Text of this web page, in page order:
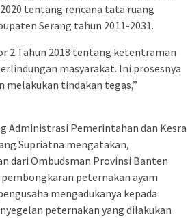
tentang rencana tata ruang
Serang tahun 2011-2031.
2 Tahun 2018 tentang ketentraman
masyarakat. Ini prosesnya
melakukan tindakan tegas,”
Administrasi Pemerintahan dan Kesra
Supriatna mengatakan,
dari Ombudsman Provinsi Banten
peternakan ayam
mengadukanya kepada
peternakan yang dilakukan